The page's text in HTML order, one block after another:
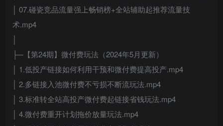
│ 07.碰瓷竞品流量强上畅销榜+全站辅助起推荐流量技
术.mp4
│
├─【第24期】微付费玩法（2024年5月更新）
│ 1.低投产链接如何利用干预和微付费提高投产.mp4
│ 2.多链接入池微付费不亏损不断流玩法.mp4
│ 3.标准转全站高投产微付费起链接省钱玩法.mp4
│ 4.微付费重开计划拖价放量玩法.mp4